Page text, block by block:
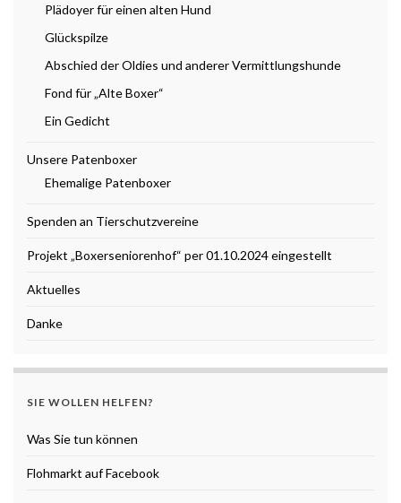
Plädoyer für einen alten Hund
Glückspilze
Abschied der Oldies und anderer Vermittlungshunde
Fond für „Alte Boxer“
Ein Gedicht
Unsere Patenboxer
Ehemalige Patenboxer
Spenden an Tierschutzvereine
Projekt „Boxerseniorenhof“ per 01.10.2024 eingestellt
Aktuelles
Danke
SIE WOLLEN HELFEN?
Was Sie tun können
Flohmarkt auf Facebook